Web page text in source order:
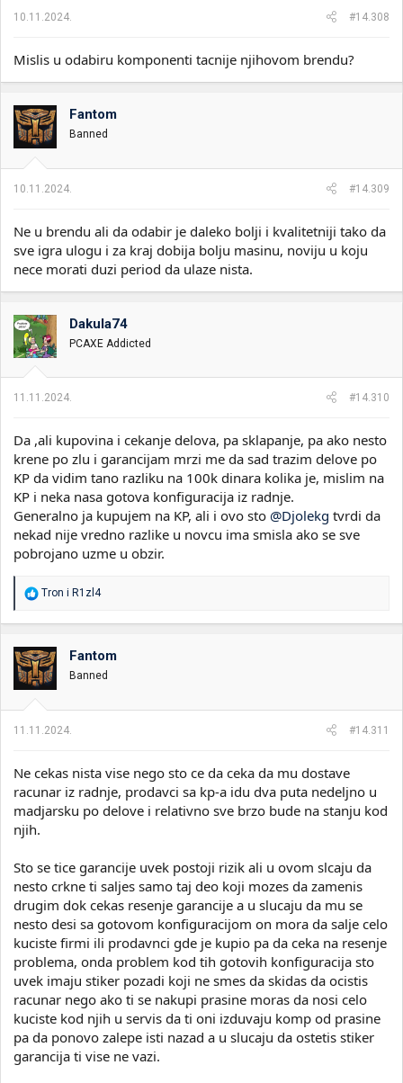
10.11.2024. #14.308
Mislis u odabiru komponenti tacnije njihovom brendu?
Fantom
Banned
10.11.2024. #14.309
Ne u brendu ali da odabir je daleko bolji i kvalitetniji tako da
sve igra ulogu i za kraj dobija bolju masinu, noviju u koju
nece morati duzi period da ulaze nista.
Dakula74
PCAXE Addicted
11.11.2024. #14.310
Da ,ali kupovina i cekanje delova, pa sklapanje, pa ako nesto
krene po zlu i garancijam mrzi me da sad trazim delove po
KP da vidim tano razliku na 100k dinara kolika je, mislim na
KP i neka nasa gotova konfiguracija iz radnje.
Generalno ja kupujem na KP, ali i ovo sto @Djolekg tvrdi da
nekad nije vredno razlike u novcu ima smisla ako se sve
pobrojano uzme u obzir.
R
a
o
v
a
n
:
Tron i R1zl4
Fantom
Banned
11.11.2024. #14.311
Ne cekas nista vise nego sto ce da ceka da mu dostave
racunar iz radnje, prodavci sa kp-a idu dva puta nedeljno u
madjarsku po delove i relativno sve brzo bude na stanju kod
njih.
Sto se tice garancije uvek postoji rizik ali u ovom slcaju da
nesto crkne ti saljes samo taj deo koji mozes da zamenis
drugim dok cekas resenje garancije a u slucaju da mu se
nesto desi sa gotovom konfiguracijom on mora da salje celo
kuciste firmi ili prodavnci gde je kupio pa da ceka na resenje
problema, onda problem kod tih gotovih konfiguracija sto
uvek imaju stiker pozadi koji ne smes da skidas da ocistis
racunar nego ako ti se nakupi prasine moras da nosi celo
kuciste kod njih u servis da ti oni izduvaju komp od prasine
pa da ponovo zalepe isti nazad a u slucaju da ostetis stiker
garancija ti vise ne vazi.